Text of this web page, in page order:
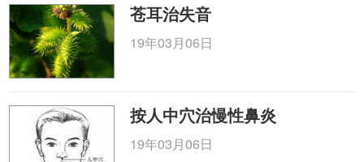
苍耳治失音
19年03月06日
按人中穴治慢性鼻炎
19年03月06日